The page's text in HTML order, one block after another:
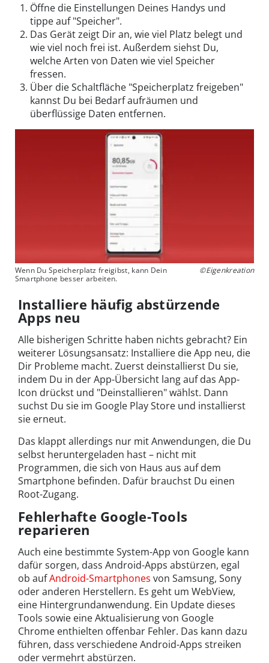
Öffne die Einstellungen Deines Handys und
tippe auf "Speicher".
Das Gerät zeigt Dir an, wie viel Platz belegt und
wie viel noch frei ist. Außerdem siehst Du,
welche Arten von Daten wie viel Speicher
fressen.
Über die Schaltfläche "Speicherplatz freigeben"
kannst Du bei Bedarf aufräumen und
überflüssige Daten entfernen.
Wenn Du Speicherplatz freigibst, kann Dein
Smartphone besser arbeiten.
©Eigenkreation
Installiere häufig abstürzende
Apps neu
Alle bisherigen Schritte haben nichts gebracht? Ein
weiterer Lösungsansatz: Installiere die App neu, die
Dir Probleme macht. Zuerst deinstallierst Du sie,
indem Du in der App-Übersicht lang auf das App-
Icon drückst und "Deinstallieren" wählst. Dann
suchst Du sie im Google Play Store und installierst
sie erneut.
Das klappt allerdings nur mit Anwendungen, die Du
selbst heruntergeladen hast – nicht mit
Programmen, die sich von Haus aus auf dem
Smartphone befinden. Dafür brauchst Du einen
Root-Zugang.
Fehlerhafte Google-Tools
reparieren
Auch eine bestimmte System-App von Google kann
dafür sorgen, dass Android-Apps abstürzen, egal
ob aufAndroid-Smartphones von Samsung, Sony
oder anderen Herstellern. Es geht um WebView,
eine Hintergrundanwendung. Ein Update dieses
Tools sowie eine Aktualisierung von Google
Chrome enthielten offenbar Fehler. Das kann dazu
führen, dass verschiedene Android-Apps streiken
oder vermehrt abstürzen.